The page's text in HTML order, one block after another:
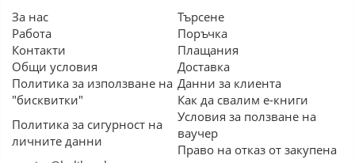
За нас
Работа
Контакти
Общи условия
Политика за използване на
"бисквитки"
Политика за сигурност на
личните данни
Търсене
Поръчка
Плащания
Доставка
Данни за клиента
Как да свалим е-книги
Условия за ползване на
ваучер
Право на отказ от закупена